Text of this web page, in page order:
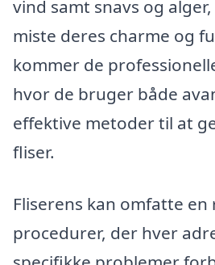
vind samt snavs og
miste deres charme og
kommer de
hvor de bruger både
effektive metoder til at
fliser.
Fliserens kan omfatte
procedurer, der hver